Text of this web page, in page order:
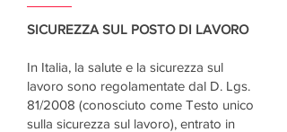
SICUREZZA SUL POSTO DI LAVORO
In Italia, la salute e la sicurezza sul
lavoro sono regolamentate dal D. Lgs.
81/2008 (conosciuto come Testo unico
sulla sicurezza sul lavoro), entrato in